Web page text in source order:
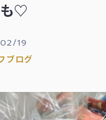
♡
19
ブログ